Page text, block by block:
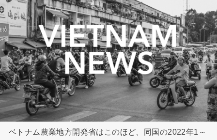
ベトナム農業地方開発省はこのほど、同国の2022年1～